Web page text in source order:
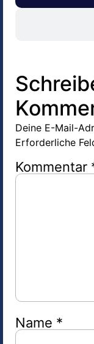
Deine E-Mail-
Erforderliche
Kommentar
Name *